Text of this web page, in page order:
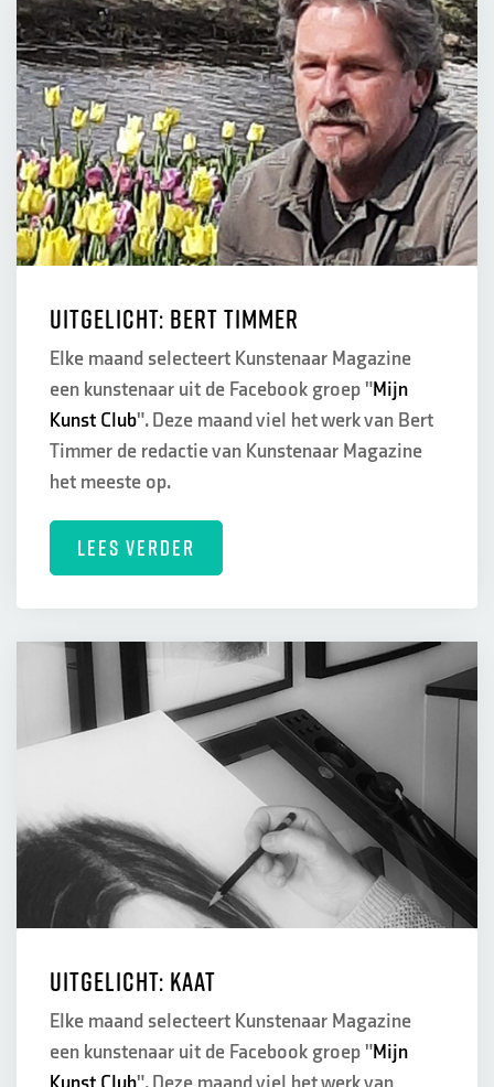
Uitgelicht: Bert Timmer
Elke maand selecteert Kunstenaar Magazine
een kunstenaar uit de Facebook groep "Mijn
Kunst Club". Deze maand viel het werk van Bert
Timmer de redactie van Kunstenaar Magazine
het meeste op.
LEES VERDER
Uitgelicht: Kaat
Elke maand selecteert Kunstenaar Magazine
een kunstenaar uit de Facebook groep "Mijn